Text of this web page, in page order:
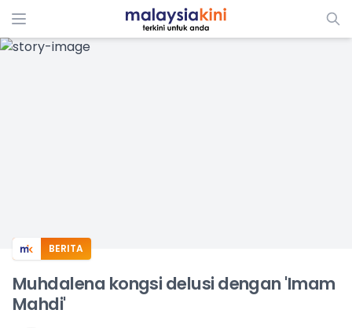
ADS
BERITA
Muhdalena kongsi delusi dengan 'Imam
Mahdi'